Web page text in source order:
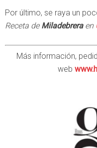
Por último, se raya un
Receta de Miladebreraen
Más información,
web